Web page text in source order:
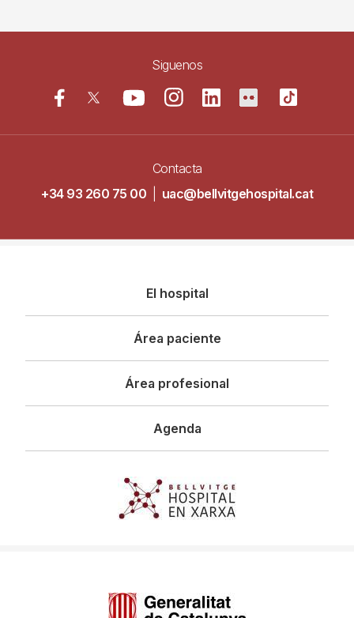
Siguenos
Contacta
+34 93 260 75 00
uac@bellvitgehospital.cat
principal
El hospital
Área paciente
Área profesional
Agenda